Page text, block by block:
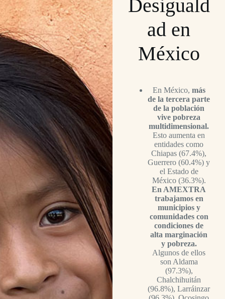
Desiguald
ad en
México
En México, más
de la tercera parte
de la población
vive pobreza
multidimensional.
Esto aumenta en
entidades como
Chiapas (67.4%),
Guerrero (60.4%) y
el Estado de
México (36.3%).
En AMEXTRA
trabajamos en
municipios y
comunidades con
condiciones de
alta marginación
y pobreza.
Algunos de ellos
son Aldama
(97.3%),
Chalchihuitán
(96.8%), Larráinzar